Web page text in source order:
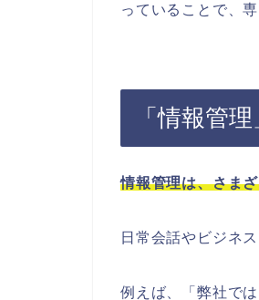
っていることで、
「情報管
情報管理は、さま
日常会話やビジネ
例えば、「弊社で